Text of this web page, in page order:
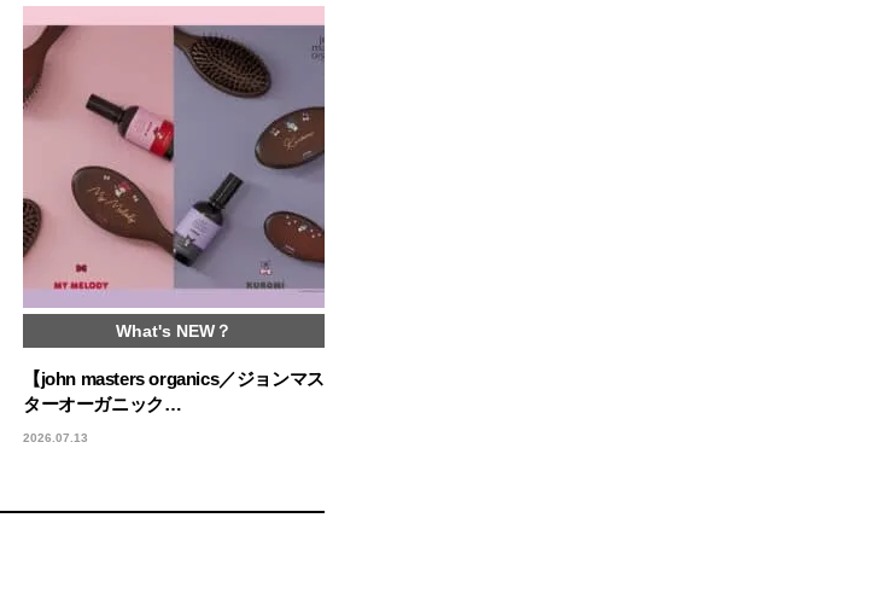
What's NEW？
【john masters organics／ジョンマス
ターオーガニック…
2026.07.13